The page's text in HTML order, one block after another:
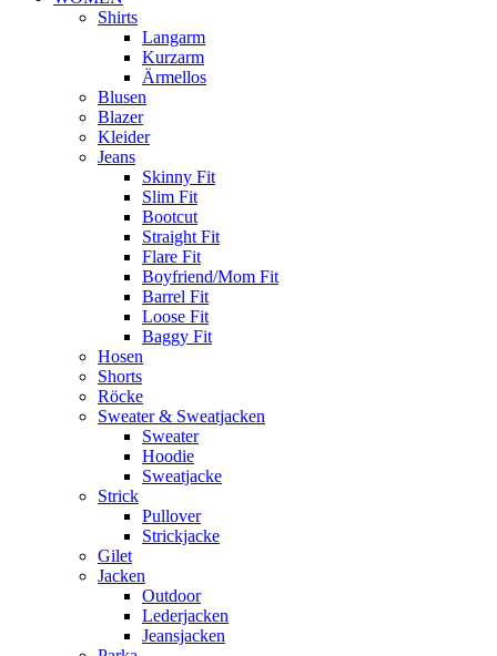
Shirts
Langarm
Kurzarm
Ärmellos
Blusen
Blazer
Kleider
Jeans
Skinny Fit
Slim Fit
Bootcut
Straight Fit
Flare Fit
Boyfriend/Mom Fit
Barrel Fit
Loose Fit
Baggy Fit
Hosen
Shorts
Röcke
Sweater & Sweatjacken
Sweater
Hoodie
Sweatjacke
Strick
Pullover
Strickjacke
Gilet
Jacken
Outdoor
Lederjacken
Jeansjacken